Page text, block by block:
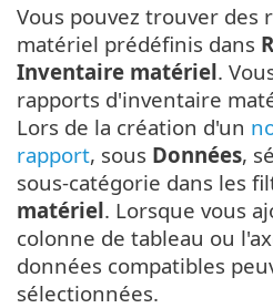
Vous pouvez trouver des
matériel prédéfinis dans
Inventaire matériel.
rapports d'inventaire
Lors de la création d'un
rapport, sous Données,
sous-catégorie dans les
matériel. Lorsque vous
colonne de tableau ou
données compatibles
sélectionnées.